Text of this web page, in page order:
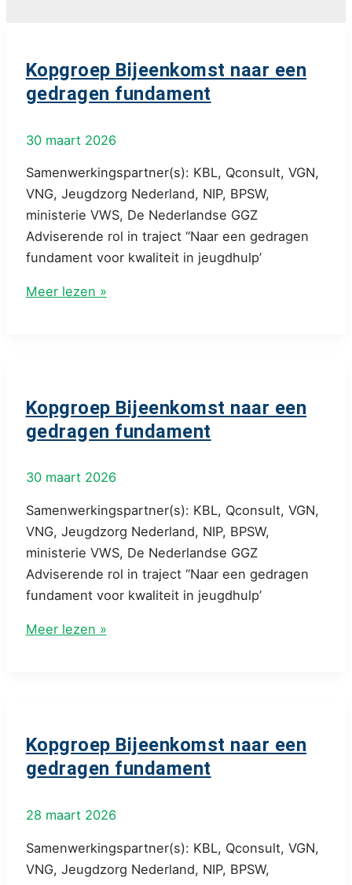
Kopgroep Bijeenkomst naar een
gedragen fundament
30 maart 2026
Samenwerkingspartner(s): KBL, Qconsult, VGN,
VNG, Jeugdzorg Nederland, NIP, BPSW,
ministerie VWS, De Nederlandse GGZ
Adviserende rol in traject “Naar een gedragen
fundament voor kwaliteit in jeugdhulp’
Kopgroep
fundament
Meer lezen »
Kopgroep Bijeenkomst naar een
gedragen fundament
30 maart 2026
Samenwerkingspartner(s): KBL, Qconsult, VGN,
VNG, Jeugdzorg Nederland, NIP, BPSW,
ministerie VWS, De Nederlandse GGZ
Adviserende rol in traject “Naar een gedragen
fundament voor kwaliteit in jeugdhulp’
Kopgroep
fundament
Meer lezen »
Kopgroep Bijeenkomst naar een
gedragen fundament
28 maart 2026
Samenwerkingspartner(s): KBL, Qconsult, VGN,
VNG, Jeugdzorg Nederland, NIP, BPSW,